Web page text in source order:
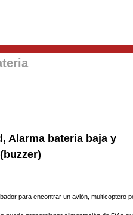
Alarma bateria baja y
para encontrar un avión, multicoptero p